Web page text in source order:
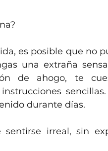
es posible que no
una extraña
de ahogo, te
durante días.
irreal, sin